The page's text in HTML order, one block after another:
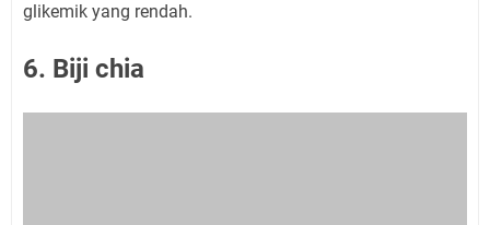
glikemik yang rendah.
6. Biji chia